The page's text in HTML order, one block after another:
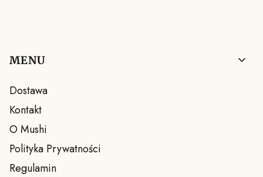
Linki w stopce
MENU
Dostawa
Kontakt
O Mushi
Polityka Prywatności
Regulamin